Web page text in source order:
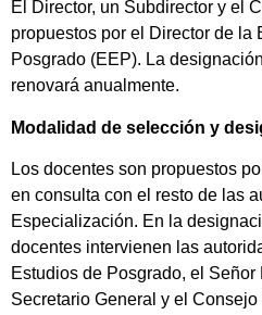
El Director, un Subdirector y el
propuestos por el Director de la
Posgrado (EEP). La
renovará anualmente.
Modalidad de selección y
Los docentes son propuestos
en consulta con el resto de las
Especialización. En la
docentes intervienen las
Estudios de Posgrado, el Señor
Secretario General y el